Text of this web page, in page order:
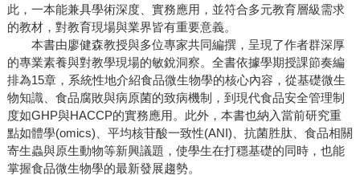
此，一本能兼具學術深度、實務應用，並符合多元教育層級需求
的教材，對教育現場與業界皆有重要意義。
本書由廖健森教授與多位專家共同編撰，呈現了作者群深厚
的專業素養與對教學現場的敏銳洞察。全書依據學期授課節奏編
排為15章，系統性地介紹食品微生物學的核心內容，從基礎微生
物知識、食品腐敗與病原菌的致病機制，到現代食品安全管理制
度如GHP與HACCP的實務應用。此外，本書也納入當前研究重
點如體學(omics)、平均核苷酸一致性(ANI)、抗菌胜肽、食品相關
寄生蟲與原生動物等新興議題，使學生在打穩基礎的同時，也能
掌握食品微生物學的最新發展趨勢。